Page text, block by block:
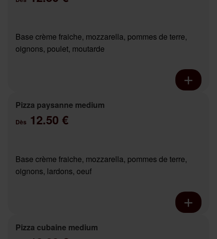
Base crème fraiche, mozzarella, pommes de terre,
oignons, poulet, moutarde
Pizza paysanne medium
Dès 12.50 €
Base crème fraiche, mozzarella, pommes de terre,
oignons, lardons, oeuf
Pizza cubaine medium